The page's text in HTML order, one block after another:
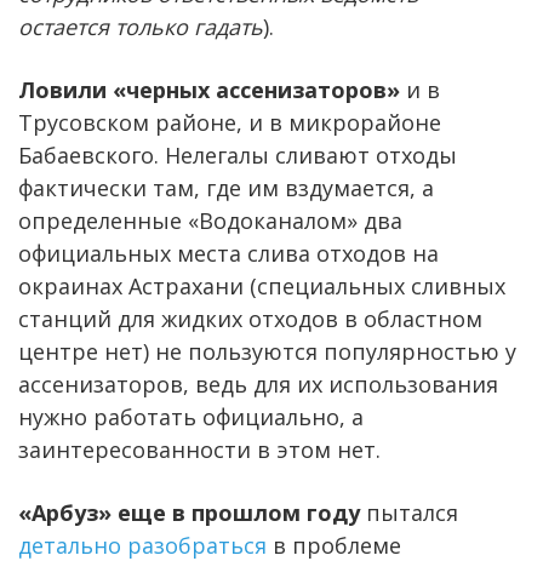
остается только гадать).
Ловили «черных ассенизаторов» и в
Трусовском районе, и в микрорайоне
Бабаевского. Нелегалы сливают отходы
фактически там, где им вздумается, а
определенные «Водоканалом» два
официальных места слива отходов на
окраинах Астрахани (специальных сливных
станций для жидких отходов в областном
центре нет) не пользуются популярностью у
ассенизаторов, ведь для их использования
нужно работать официально, а
заинтересованности в этом нет.
«Арбуз» еще в прошлом годупытался
детально разобраться в проблеме